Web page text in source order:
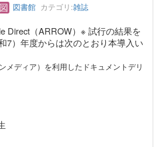
図書館 カテゴリ:雑誌
Direct（ARROW）※ 試行の結果を
7）年度からは次のとおり本導入い
メディア）を利用したドキュメントデリ